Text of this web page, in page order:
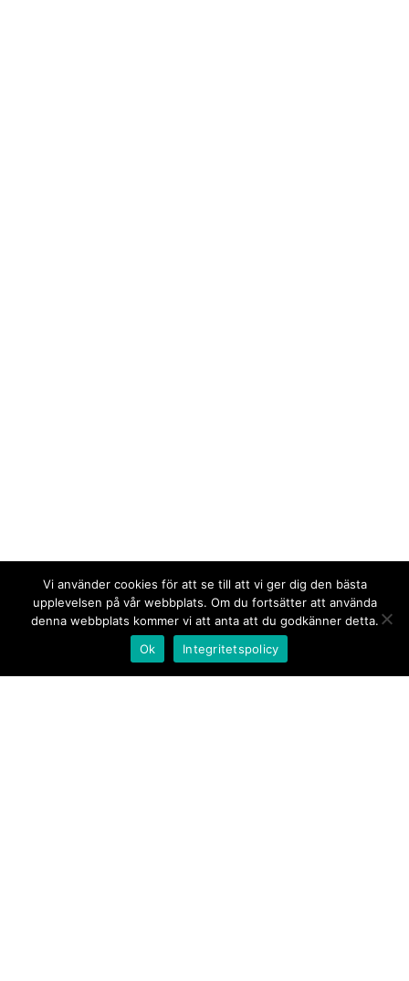
Vi använder cookies för att se till att vi ger dig den bästa
upplevelsen på vår webbplats. Om du fortsätter att använda
denna webbplats kommer vi att anta att du godkänner detta.
Ok
Integritetspolicy